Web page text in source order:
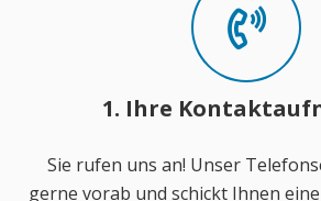
1. Ihre
Sie rufen uns an! Unser
gerne vorab und schickt Ihnen